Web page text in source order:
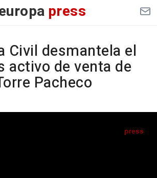
press
Civil desmantela el
activo de venta de
Pacheco